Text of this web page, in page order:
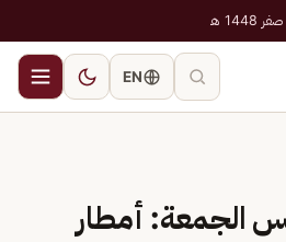
EN
الجمعة: أمطار